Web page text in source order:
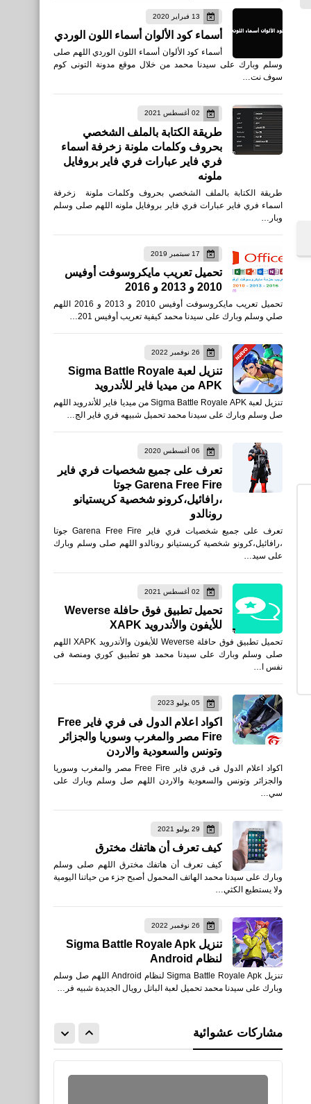
13 فبراير 2020
أسماء كود الألوان أسماء اللون الوردي
أسماء كود الألوان أسماء اللون الوردي اللهم صلى
وسلم وبارك على سيدنا محمد من خلال موقع مدونة التونى كوم
سوف نت…
02 أغسطس 2021
طريقة الكتابة بالملف الشخصي
بحروف وكلمات ملونة زخرفة اسماء
فري فاير عبارات فري فاير بروفايل
ملونه
طريقة الكتابة بالملف الشخصي بحروف وكلمات ملونة زخرفة
اسماء فري فاير عبارات فري فاير بروفايل ملونه اللهم صلى وسلم
وبار…
17 سبتمبر 2019
تحميل تعريب مايكروسوفت أوفيس
2010 و 2013 و 2016
تحميل تعريب مايكروسوفت أوفيس 2010 و 2013 و 2016 اللهم
صلي وسلم وبارك على سيدنا محمد كيفية تعريب أوفيس 201…
26 نوفمبر 2022
تنزيل لعبة Sigma Battle Royale
APK من ميديا فاير للأندرويد
تنزيل لعبة Sigma Battle Royale APK من ميديا فاير للأندرويد اللهم
صل وسلم وبارك على سيدنا محمد تحميل شبيهه فري فاير الج…
06 أغسطس 2020
تعرف على جميع شخصيات فري فاير
Garena Free Fire جوتا
،رافائيل،كرونو شخصية كريستيانو
رونالدو
تعرف على جميع شخصيات فري فاير Garena Free Fire جوتا
،رافائيل،كرونو شخصية كريستيانو رونالدو اللهم صلى وسلم وبارك
على سيد…
02 أغسطس 2021
تحميل تطبيق فوق حافلة Weverse
للأيفون والأندرويد XAPK
تحميل تطبيق فوق حافلة Weverse للأيفون والأندرويد XAPK اللهم
صلى وسلم وبارك على سيدنا محمد هو تطبيق كوري ومنصة فى
نفس ا…
05 يوليو 2023
اكواد اعلام الدول فى فري فاير Free
Fire مصر والمغرب وسوريا والجزائر
وتونس والسعودية والاردن
اكواد اعلام الدول فى فري فاير Free Fire مصر والمغرب وسوريا
والجزائر وتونس والسعودية والاردن اللهم صل وسلم وبارك على
سي…
29 يوليو 2021
كيف تعرف أن هاتفك مخترق
كيف تعرف أن هاتفك مخترق اللهم صلى وسلم
وبارك على سيدنا محمد الهاتف المحمول أصبح جزء من حياتنا اليومية
ولا يستطيع الكثي…
26 نوفمبر 2022
تنزيل Sigma Battle Royale Apk
لنظام Android
تنزيل Sigma Battle Royale Apk لنظام Android اللهم صل وسلم
وبارك على سيدنا محمد تحميل لعبة الباتل رويال الجديدة شبيه فر…
مشاركات عشوائية
العاب
أفضل 3 تطبيقات شحن جواهر
فري فاير Free Fire
Diamonds مجانًا 2021
نطبيقات
تحميل تطبيق TV TUBI - أفلام
وتلفاز مجاني للأيفون والأندرويد
APK
العاب
موبايل من App Store
Google Play TapTap
apkpure uptodown
تحميل Garena Free Fire
MAX ‏ من App Store
Google Play TapTap
apkpure uptodown
تحميل غارينا فري فايرFree
Fire من App Store Google
Play TapTap apkpure
uptodown
العاب
Diamonds مجانًا 2021